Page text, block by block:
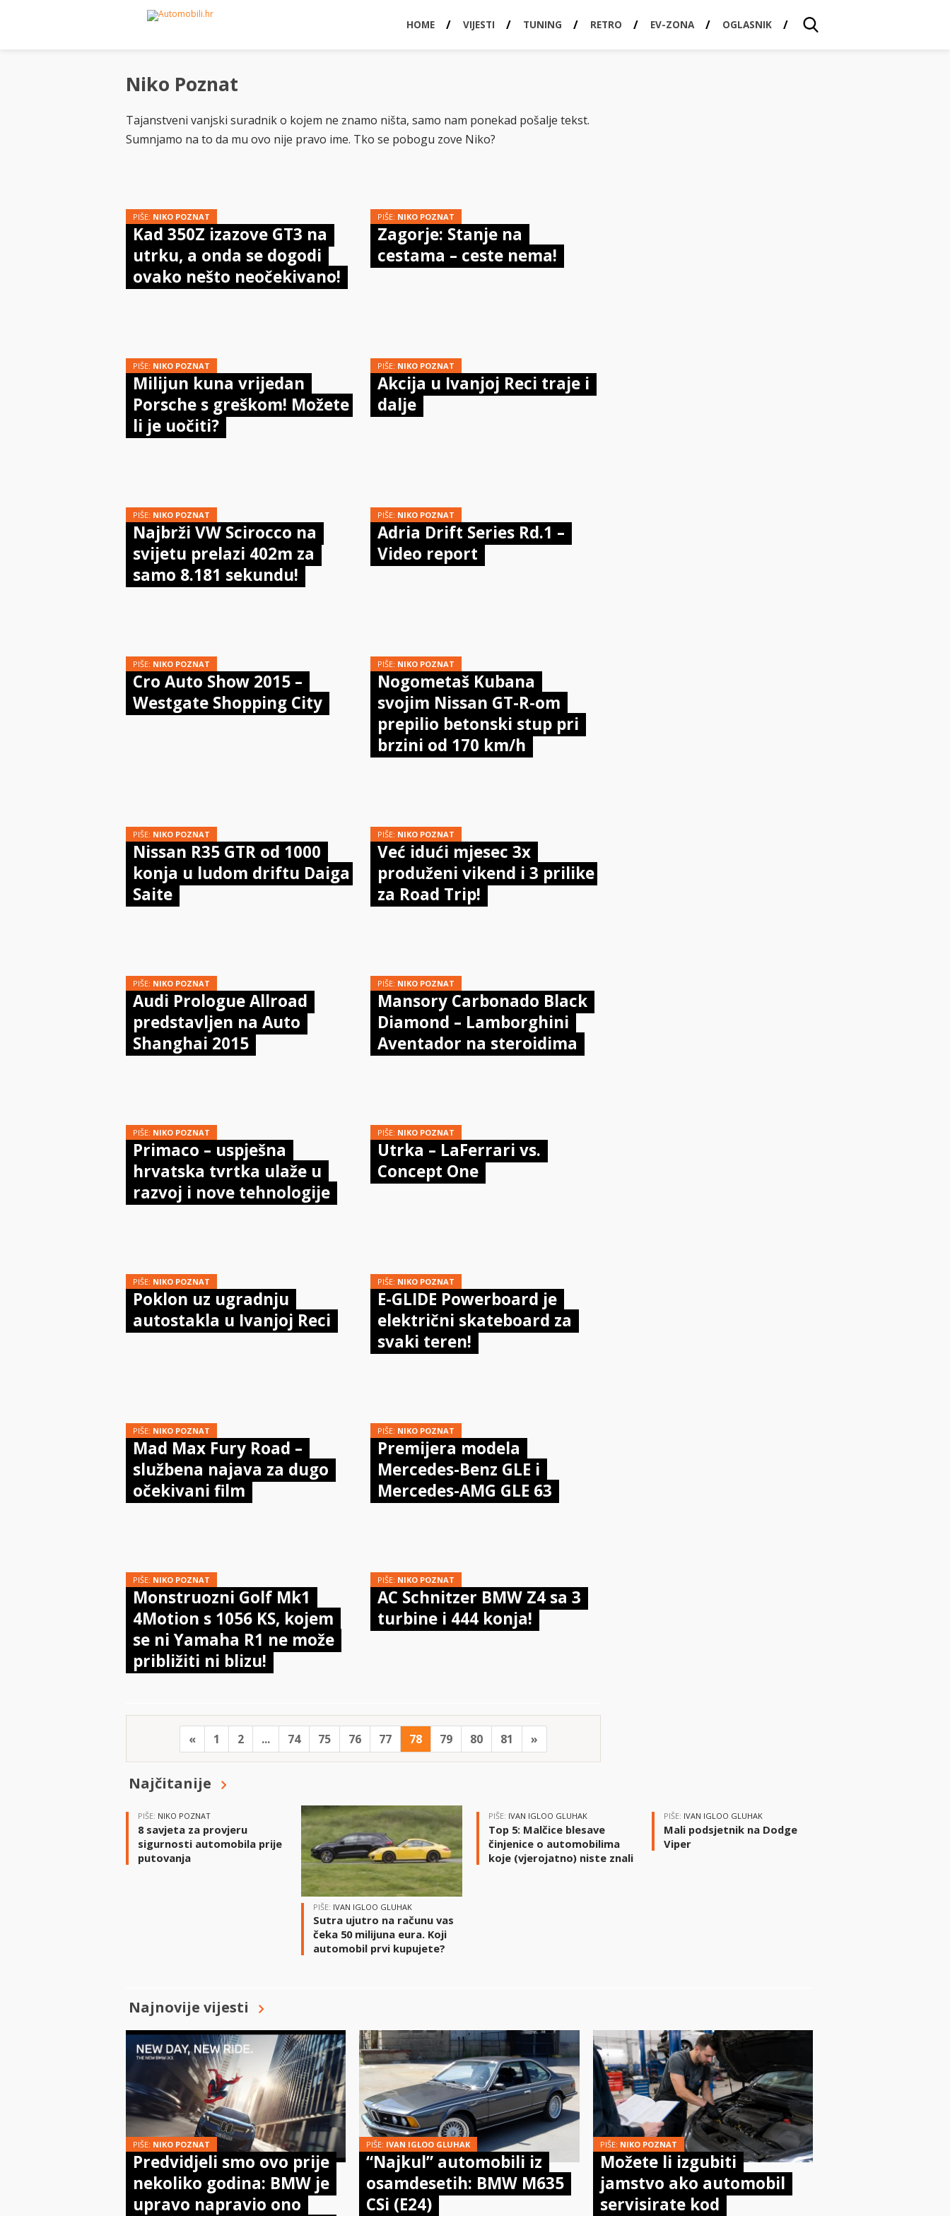
HOME VIJESTI TUNING RETRO EV-ZONA OGLASNIK
Niko Poznat
Tajanstveni vanjski suradnik o kojem ne znamo ništa, samo nam ponekad pošalje tekst.
Sumnjamo na to da mu ovo nije pravo ime. Tko se pobogu zove Niko?
PIŠE: NIKO POZNAT
Kad 350Z izazove GT3 na
utrku, a onda se dogodi
ovako nešto neočekivano!
PIŠE: NIKO POZNAT
Zagorje: Stanje na
cestama – ceste nema!
PIŠE: NIKO POZNAT
Milijun kuna vrijedan
Porsche s greškom! Možete
li je uočiti?
PIŠE: NIKO POZNAT
Akcija u Ivanjoj Reci traje i
dalje
PIŠE: NIKO POZNAT
Najbrži VW Scirocco na
svijetu prelazi 402m za
samo 8.181 sekundu!
PIŠE: NIKO POZNAT
Adria Drift Series Rd.1 –
Video report
PIŠE: NIKO POZNAT
Cro Auto Show 2015 –
Westgate Shopping City
PIŠE: NIKO POZNAT
Nogometaš Kubana
svojim Nissan GT-R-om
prepilio betonski stup pri
brzini od 170 km/h
PIŠE: NIKO POZNAT
Nissan R35 GTR od 1000
konja u ludom driftu Daiga
Saite
PIŠE: NIKO POZNAT
Već idući mjesec 3x
produženi vikend i 3 prilike
za Road Trip!
PIŠE: NIKO POZNAT
Audi Prologue Allroad
predstavljen na Auto
Shanghai 2015
PIŠE: NIKO POZNAT
Mansory Carbonado Black
Diamond – Lamborghini
Aventador na steroidima
PIŠE: NIKO POZNAT
Primaco – uspješna
hrvatska tvrtka ulaže u
razvoj i nove tehnologije
PIŠE: NIKO POZNAT
Utrka – LaFerrari vs.
Concept One
PIŠE: NIKO POZNAT
Poklon uz ugradnju
autostakla u Ivanjoj Reci
PIŠE: NIKO POZNAT
E-GLIDE Powerboard je
električni skateboard za
svaki teren!
PIŠE: NIKO POZNAT
Mad Max Fury Road –
službena najava za dugo
očekivani film
PIŠE: NIKO POZNAT
Premijera modela
Mercedes-Benz GLE i
Mercedes-AMG GLE 63
PIŠE: NIKO POZNAT
Monstruozni Golf Mk1
4Motion s 1056 KS, kojem
se ni Yamaha R1 ne može
približiti ni blizu!
PIŠE: NIKO POZNAT
AC Schnitzer BMW Z4 sa 3
turbine i 444 konja!
« 1 2 ... 74 75 76 77 78 79 80 81 »
Najčitanije
PIŠE: NIKO POZNAT
8 savjeta za provjeru
sigurnosti automobila prije
putovanja
PIŠE: IVAN IGLOO GLUHAK
Sutra ujutro na računu vas
čeka 50 milijuna eura. Koji
automobil prvi kupujete?
PIŠE: IVAN IGLOO GLUHAK
Top 5: Malčice blesave
činjenice o automobilima
koje (vjerojatno) niste znali
PIŠE: IVAN IGLOO GLUHAK
Mali podsjetnik na Dodge
Viper
Najnovije vijesti
PIŠE: NIKO POZNAT
Predvidjeli smo ovo prije
nekoliko godina: BMW je
upravo napravio ono
PIŠE: IVAN IGLOO GLUHAK
“Najkul” automobili iz
osamdesetih: BMW M635
CSi (E24)
PIŠE: NIKO POZNAT
Možete li izgubiti
jamstvo ako automobil
servisirate kod